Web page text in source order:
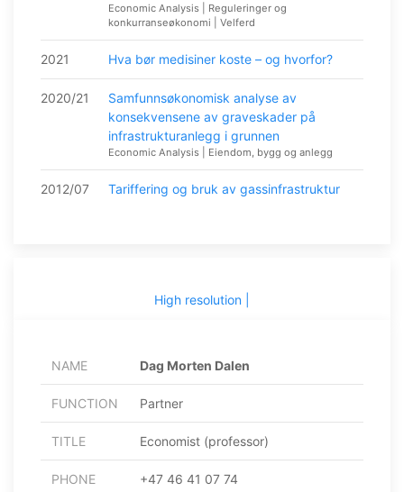
Economic Analysis | Reguleringer og
konkurranseøkonomi | Velferd
2021 Hva bør medisiner koste – og hvorfor?
2020/21
Samfunnsøkonomisk analyse av
konsekvensene av graveskader på
infrastrukturanlegg i grunnen
Economic Analysis | Eiendom, bygg og anlegg
2012/07 Tariffering og bruk av gassinfrastruktur
High resolution |
NAME Dag Morten Dalen
FUNCTION Partner
TITLE Economist (professor)
PHONE +47 46 41 07 74